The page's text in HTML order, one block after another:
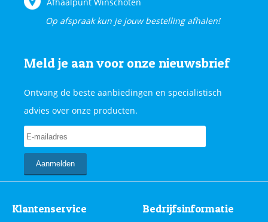
Op afspraak kun je jouw bestelling afhalen!
Meld je aan voor onze nieuwsbrief
Ontvang de beste aanbiedingen en specialistisch
advies over onze producten.
Klantenservice Bedrijfsinformatie